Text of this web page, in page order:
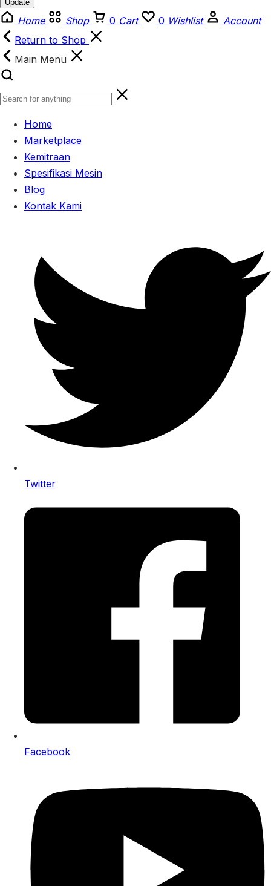
Update
Home Shop 0 Cart 0 Wishlist
Account
Return to Shop
Main Menu
Home
Marketplace
Kemitraan
Spesifikasi Mesin
Blog
Kontak Kami
Twitter
Facebook